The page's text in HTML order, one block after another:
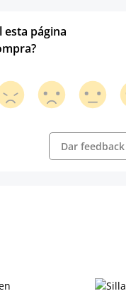
esta página
Dar feedback